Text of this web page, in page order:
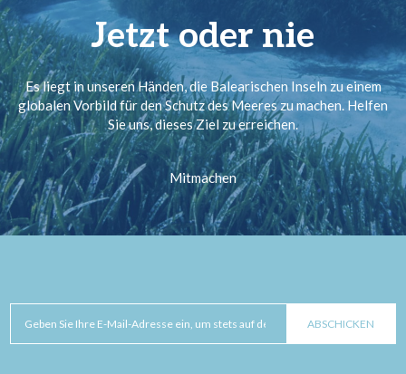
Jetzt oder nie
Es liegt in unseren Händen, die Balearischen Inseln zu einem
globalen Vorbild für den Schutz des Meeres zu machen. Helfen
Sie uns, dieses Ziel zu erreichen.
Mitmachen